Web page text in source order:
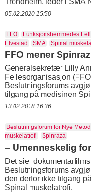
Trondheim, leder i SMA
05.02.2020 15:50
FFO Funksjonshemmedes
Elvestad
SMA Spinal
FFO mener
Generalsekretær Lilly
Fellesorganisasjon
Beslutningsforums
tilgang på medisinen
13.02.2018 16:36
Beslutningsforum for Nye
muskelatrofi
Spinraza
– Umenneskelig
Det sier
Beslutningsforums
den derfor ikke tilgang
Spinal muskelatrofi.